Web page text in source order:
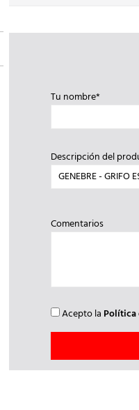
Tu nombre*
Descripción del
Comentarios
Acepto la Política